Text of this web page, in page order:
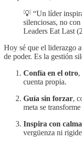
💡 “Un líder
silenciosas, no
Leaders Eat Last
Hoy sé que el liderazgo
de poder. Es la gestión
Confía en el otro,
cuenta propia.
Guía sin forzar,
meta se
Inspira con calma
vergüenza ni